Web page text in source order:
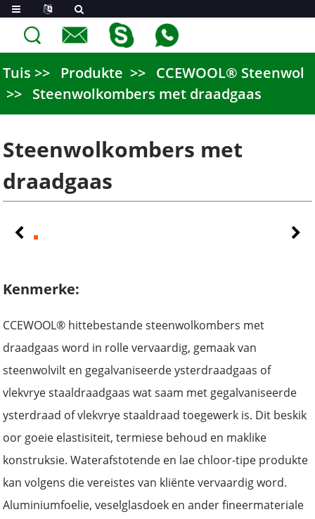
Tuis Produkte
CCEWOOL® Steenwol
Steenwolkombers met draadgaas
Steenwolkombers met
draadgaas
Kenmerke:
CCEWOOL® hittebestande steenwolkombers met
draadgaas word in rolle vervaardig, gemaak van
steenwolvilt en gegalvaniseerde ysterdraadgaas of
vlekvrye staaldraadgaas wat saam met gegalvaniseerde
ysterdraad of vlekvrye staaldraad toegewerk is. Dit beskik
oor goeie elastisiteit, termiese behoud en maklike
konstruksie. Waterafstotende en lae chloor-tipe produkte
kan volgens die vereistes van kliënte vervaardig word.
Aluminiumfoelie, veselglasdoek en ander fineermateriale